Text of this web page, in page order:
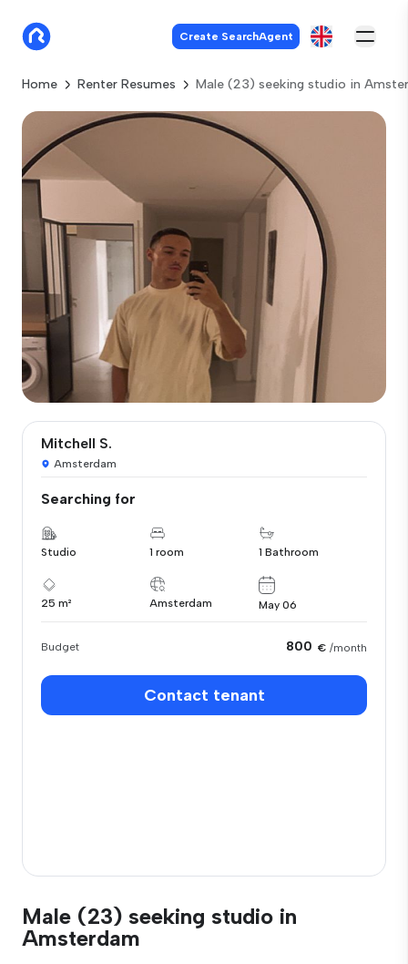
Create SearchAgent
Home Renter Resumes Male (23) seeking studio in
Mitchell S.
Amsterdam
Searching for
Studio 1 room 1 Bathroom
25 m² Amsterdam May 06
Budget 800 € /month
Contact tenant
Male (23) seeking studio in
Amsterdam